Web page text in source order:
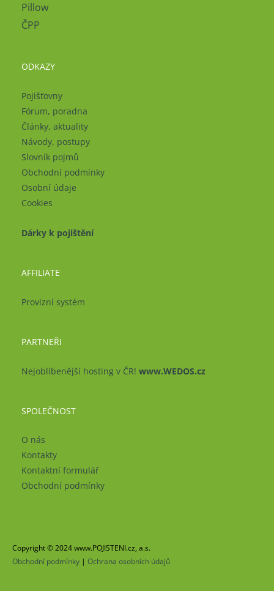
Pillow
ČPP
ODKAZY
Pojišťovny
Fórum, poradna
Články, aktuality
Návody, postupy
Slovník pojmů
Obchodní podmínky
Osobní údaje
Cookies
Dárky k pojištění
AFFILIATE
Provizní systém
PARTNEŘI
Nejoblíbenější hosting v ČR! www.WEDOS.cz
SPOLEČNOST
O nás
Kontakty
Kontaktní formulář
Obchodní podmínky
Copyright © 2024 www.POJISTENI.cz, a.s.
Obchodní podmínky | Ochrana osobních údajů